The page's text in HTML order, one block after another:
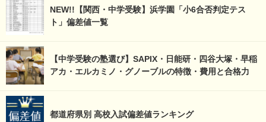
NEW!!【関西・中学受験】浜学園「小6合否判定テス
ト」偏差値一覧
【中学受験の塾選び】SAPIX・日能研・四谷大塚・早稲
アカ・エルカミノ・グノーブルの特徴・費用と合格力
都道府県別 高校入試偏差値ランキング